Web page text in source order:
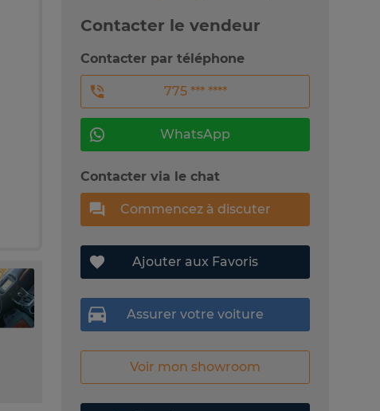
Contacter le vendeur
Contacter par téléphone
775 *** ****
WhatsApp
Contacter via le chat
Commencez à discuter
Ajouter aux Favoris
Assurer votre voiture
Voir mon showroom